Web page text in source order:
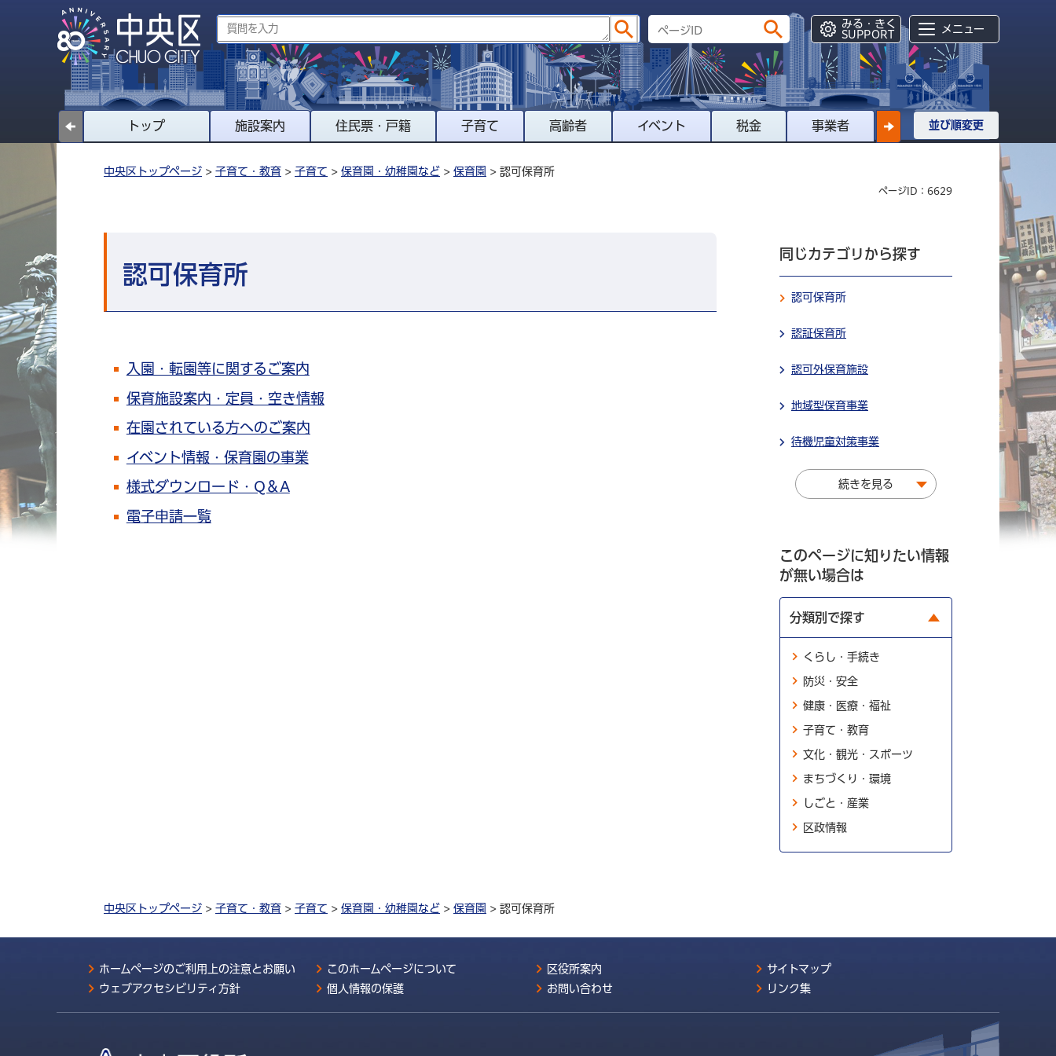
みる・きく
SUPPORT
メニュー
トップ 施設案内 住民票・戸籍 子育て 高齢者 イベント 税金 事業者 並び順変更
中央区トップページ > 子育て・教育 > 子育て > 保育園・幼稚園など > 保育園 > 認可保育所
ページID：6629
認可保育所
入園・転園等に関するご案内
保育施設案内・定員・空き情報
在園されている方へのご案内
イベント情報・保育園の事業
様式ダウンロード・Q＆A
電子申請一覧
同じカテゴリから探す
認可保育所
認証保育所
認可外保育施設
地域型保育事業
待機児童対策事業
続きを見る
このページに知りたい情報
が無い場合は
分類別で探す
くらし・手続き
防災・安全
健康・医療・福祉
子育て・教育
文化・観光・スポーツ
まちづくり・環境
しごと・産業
区政情報
中央区トップページ > 子育て・教育 > 子育て > 保育園・幼稚園など > 保育園 > 認可保育所
ホームページのご利用上の注意とお願い このホームページについて 区役所案内
サイトマップ
ウェブアクセシビリティ方針
個人情報の保護 お問い合わせ リンク集